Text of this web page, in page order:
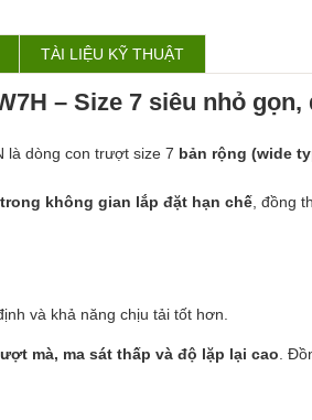
TÀI LIỆU KỸ THUẬT
– Size 7 siêu nhỏ
là dòng con trượt size 7 bản rộng (wide
không gian lắp đặt hạn chế , đồng
và khả năng chịu tải tốt hơn.
mà, ma sát thấp và độ lặp lại cao .